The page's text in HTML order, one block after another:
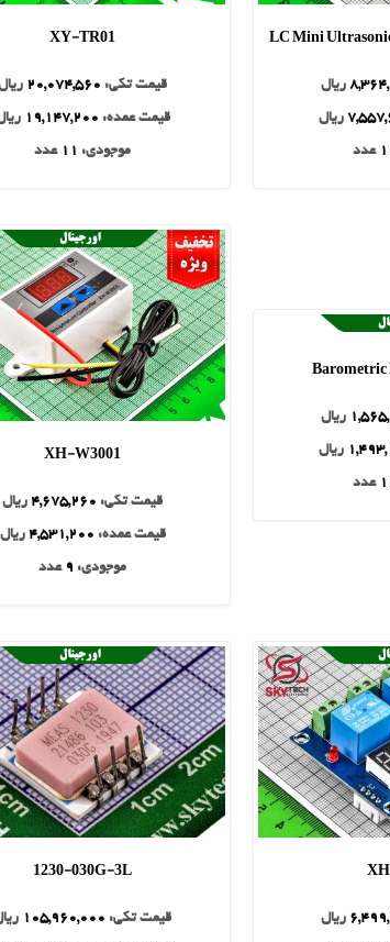
LC Mini
ریال
ریال
عدد
XY-TR01
قیمت تکی: 20,074,560
قیمت عمده: 19,147,200
موجودی: 11 عدد
Barometric
ریال
ریال
عدد
XH-W3001
قیمت تکی: 4,675,260 ریال
قیمت عمده: 4,531,200 ریال
موجودی: 9 عدد
ریال
1230-030G-3L
قیمت تکی: 105,960,000